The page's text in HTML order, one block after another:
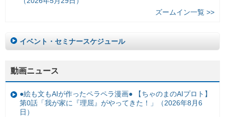
ズームイン一覧 >>
イベント・セミナースケジュール
動画ニュース
●絵も文もAIが作ったペラペラ漫画● 【ちゃのまのAIプロト】
第0話「我が家に『理屈』がやってきた！」（2026年8月6
日）